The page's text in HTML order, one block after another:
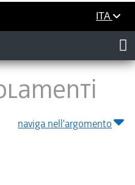
ITA
naviga nell'argomento